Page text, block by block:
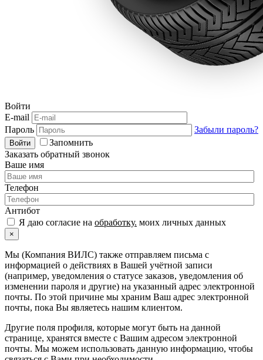
Войти
E-mail
Пароль
Забыли пароль?
Войти
Запомнить
Заказать обратный звонок
Ваше имя
Телефон
Антибот
Я даю согласие на обработку. моих личных данных
×
Мы (Компания ВИЛС) также отправляем письма с
информацией о действиях в Вашей учётной записи
(например, уведомления о статусе заказов, уведомления об
изменении пароля и другие) на указанный адрес электронной
почты. По этой причине мы храним Ваш адрес электронной
почты, пока Вы являетесь нашим клиентом.
Другие поля профиля, которые могут быть на данной
странице, хранятся вместе с Вашим адресом электронной
почты. Мы можем использовать данную информацию, чтобы